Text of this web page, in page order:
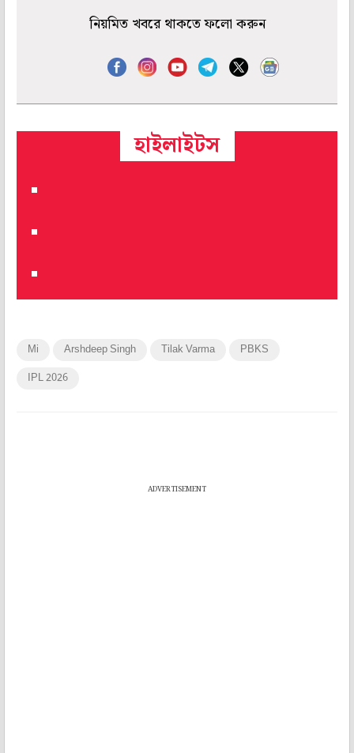
নিয়মিত খবরে থাকতে ফলো করুন
হাইলাইটস
Mi Arshdeep Singh Tilak Varma PBKS
IPL 2026
ADVERTISEMENT